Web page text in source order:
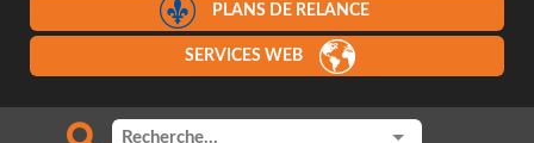
PLANS DE RELANCE
SERVICES WEB